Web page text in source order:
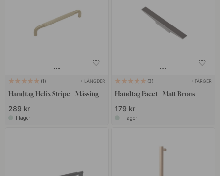
1 + LÄNGDER
Handtag Helix Stripe - Mässing
289 kr
I lager
3 + FÄRGER
Handtag Facet - Matt Brons
179 kr
I lager